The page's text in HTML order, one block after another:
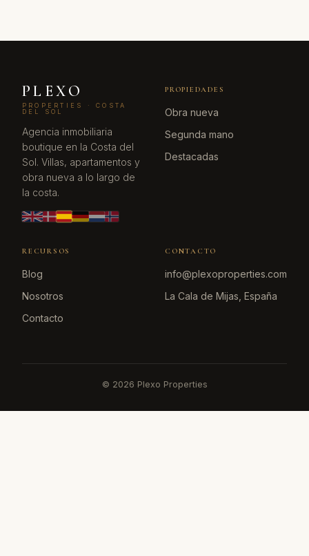
PLEXO
PROPERTIES · COSTA
DEL SOL
Agencia inmobiliaria
boutique en la Costa del
Sol. Villas, apartamentos y
obra nueva a lo largo de
la costa.
PROPIEDADES
Obra nueva
Segunda mano
Destacadas
RECURSOS
Blog
Nosotros
Contacto
CONTACTO
info@plexoproperties.com
La Cala de Mijas, España
© 2026 Plexo Properties